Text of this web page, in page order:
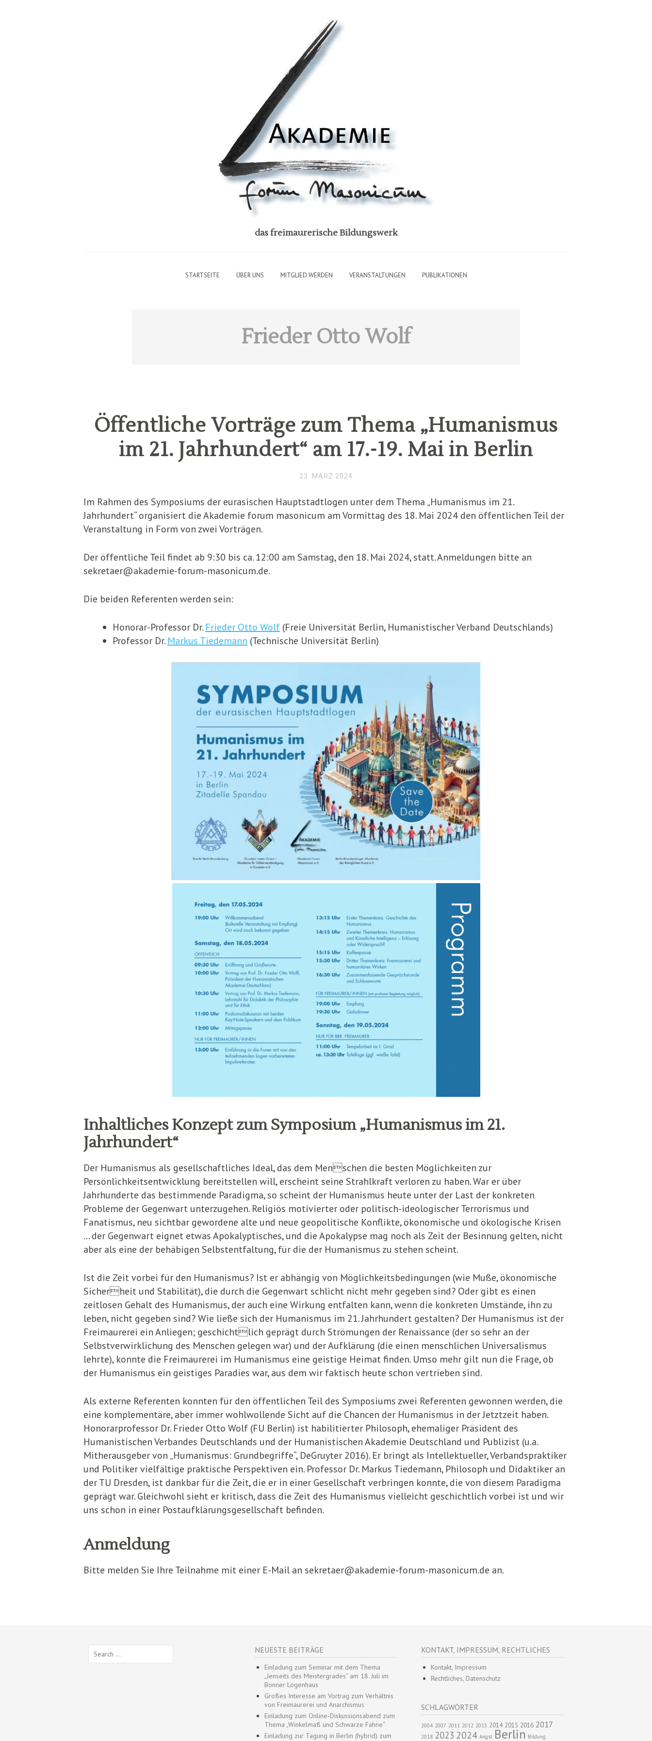
das freimaurerische Bildungswerk
STARTSEITE ÜBER UNS MITGLIED WERDEN VERANSTALTUNGEN PUBLIKATIONEN
Frieder Otto Wolf
Öffentliche Vorträge zum Thema „Humanismus
im 21. Jahrhundert“ am 17.-19. Mai in Berlin
23. MÄRZ 2024
Im Rahmen des Symposiums der eurasischen Hauptstadtlogen unter dem Thema „Humanismus im 21.
Jahrhundert“ organisiert die Akademie forum masonicum am Vormittag des 18. Mai 2024 den öffentlichen Teil der
Veranstaltung in Form von zwei Vorträgen.
Der öffentliche Teil findet ab 9:30 bis ca. 12:00 am Samstag, den 18. Mai 2024, statt. Anmeldungen bitte an
sekretaer@akademie-forum-masonicum.de.
Die beiden Referenten werden sein:
Honorar-Professor Dr. Frieder Otto Wolf (Freie Universität Berlin, Humanistischer Verband Deutschlands)
Professor Dr. Markus Tiedemann (Technische Universität Berlin)
Inhaltliches Konzept zum Symposium „Humanismus im 21.
Jahrhundert“
Der Humanismus als gesellschaftliches Ideal, das dem Menschen die besten Möglichkeiten zur
Persönlichkeitsentwicklung bereitstellen will, erscheint seine Strahlkraft verloren zu haben. War er über
Jahrhunderte das bestimmende Paradigma, so scheint der Humanismus heute unter der Last der konkreten
Probleme der Gegenwart unterzugehen. Religiös motivierter oder politisch-ideologischer Terrorismus und
Fanatismus, neu sichtbar gewordene alte und neue geopolitische Konflikte, ökonomische und ökologische Krisen
… der Gegenwart eignet etwas Apokalyptisches, und die Apokalypse mag noch als Zeit der Besinnung gelten, nicht
aber als eine der behäbigen Selbstentfaltung, für die der Humanismus zu stehen scheint.
Ist die Zeit vorbei für den Humanismus? Ist er abhängig von Möglichkeitsbedingungen (wie Muße, ökonomische
Sicherheit und Stabilität), die durch die Gegenwart schlicht nicht mehr gegeben sind? Oder gibt es einen
zeitlosen Gehalt des Humanismus, der auch eine Wirkung entfalten kann, wenn die konkreten Umstände, ihn zu
leben, nicht gegeben sind? Wie ließe sich der Humanismus im 21. Jahrhundert gestalten? Der Humanismus ist der
Freimaurerei ein Anliegen; geschichtlich geprägt durch Strömungen der Renaissance (der so sehr an der
Selbstverwirklichung des Menschen gelegen war) und der Aufklärung (die einen menschlichen Universalismus
lehrte), konnte die Freimaurerei im Humanismus eine geistige Heimat finden. Umso mehr gilt nun die Frage, ob
der Humanismus ein geistiges Paradies war, aus dem wir faktisch heute schon vertrieben sind.
Als externe Referenten konnten für den öffentlichen Teil des Symposiums zwei Referenten gewonnen werden, die
eine komplementäre, aber immer wohlwollende Sicht auf die Chancen der Humanismus in der Jetztzeit haben.
Honorarprofessor Dr. Frieder Otto Wolf (FU Berlin) ist habilitierter Philosoph, ehemaliger Präsident des
Humanistischen Verbandes Deutschlands und der Humanistischen Akademie Deutschland und Publizist (u.a.
Mitherausgeber von „Humanismus: Grundbegriffe“, DeGruyter 2016). Er bringt als Intellektueller, Verbandspraktiker
und Politiker vielfältige praktische Perspektiven ein. Professor Dr. Markus Tiedemann, Philosoph und Didaktiker an
der TU Dresden, ist dankbar für die Zeit, die er in einer Gesellschaft verbringen konnte, die von diesem Paradigma
geprägt war. Gleichwohl sieht er kritisch, dass die Zeit des Humanismus vielleicht geschichtlich vorbei ist und wir
uns schon in einer Postaufklärungsgesellschaft befinden.
Anmeldung
Bitte melden Sie Ihre Teilnahme mit einer E-Mail an sekretaer@akademie-forum-masonicum.de an.
for:
NEUESTE BEITRÄGE
Einladung zum Seminar mit dem Thema
„Jenseits des Meistergrades“ am 18. Juli im
Bonner Logenhaus
Großes Interesse am Vortrag zum Verhältnis
von Freimaurerei und Anarchismus
Einladung zum Online-Diskussionsabend zum
Thema „Winkelmaß und Schwarze Fahne“
Einladung zur Tagung in Berlin (hybrid) zum
KONTAKT, IMPRESSUM, RECHTLICHES
Kontakt, Impressum
Rechtliches, Datenschutz
SCHLAGWÖRTER
2004 2007 2011 2012 2013 2014 2015 2016 2017
2018 2023 2024 Angst Berlin Bildung